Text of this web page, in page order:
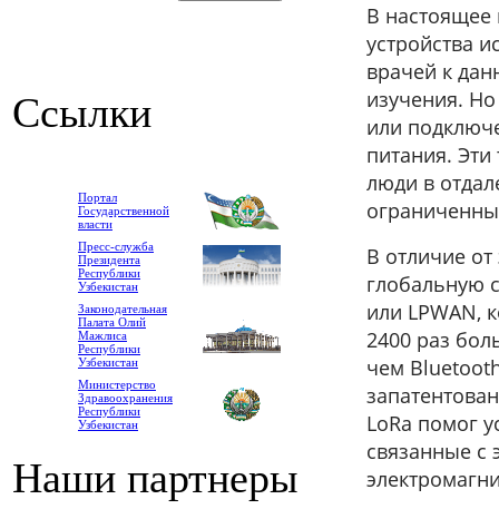
Ссылки
Портал
Государственной
власти
Пресс-служба
Президента
Республики
Узбекистан
Законодательная
Палата Олий
Мажлиса
Республики
Узбекистан
Министерство
Здравоохранения
Республики
Узбекистан
Наши партнеры
В
устройства
врачей к
изучения.
или
питания. Эти
люди в
В отличие от
глобальную
или LPWAN,
2400 раз
чем
LoRa помог
связанные с